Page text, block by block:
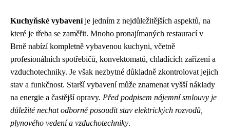
Kuchyňské vybaveníje jedním z nejdůležitějších aspektů, na
které je třeba se zaměřit. Mnoho pronajímaných restaurací v
Brně nabízí kompletně vybavenou kuchyni, včetně
profesionálních spotřebičů, konvektomatů, chladících zařízení a
vzduchotechniky. Je však nezbytné důkladně zkontrolovat jejich
stav a funkčnost. Starší vybavení může znamenat vyšší náklady
na energie a častější opravy. Před podpisem nájemní smlouvy je
důležité nechat odborně posoudit stav elektrických rozvodů,
plynového vedení a vzduchotechniky.